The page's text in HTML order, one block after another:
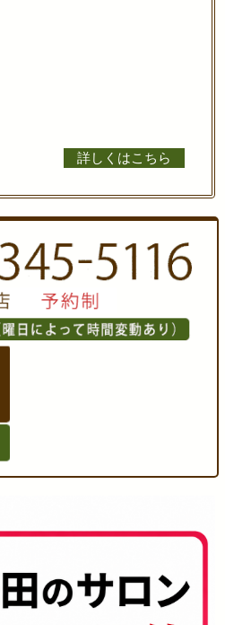
詳しくはこちら